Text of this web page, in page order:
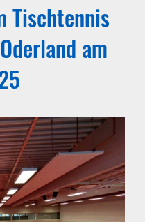
Tischtennis
am